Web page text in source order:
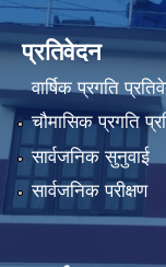
प्रतिवेदन
वार्षिक प्रगति
चौमासिक प्रगति
सार्वजनिक सुनुवाई
सार्वजनिक परीक्षण